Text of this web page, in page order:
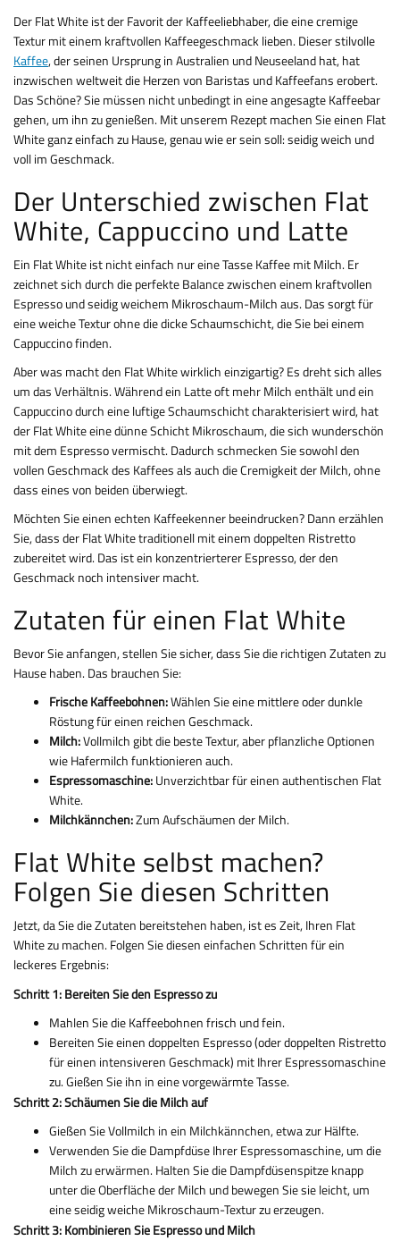
Der Flat White ist der Favorit der Kaffeeliebhaber, die eine cremige
Textur mit einem kraftvollen Kaffeegeschmack lieben. Dieser stilvolle
Kaffee, der seinen Ursprung in Australien und Neuseeland hat, hat
inzwischen weltweit die Herzen von Baristas und Kaffeefans erobert.
Das Schöne? Sie müssen nicht unbedingt in eine angesagte Kaffeebar
gehen, um ihn zu genießen. Mit unserem Rezept machen Sie einen Flat
White ganz einfach zu Hause, genau wie er sein soll: seidig weich und
voll im Geschmack.
Der Unterschied zwischen Flat
White, Cappuccino und Latte
Ein Flat White ist nicht einfach nur eine Tasse Kaffee mit Milch. Er
zeichnet sich durch die perfekte Balance zwischen einem kraftvollen
Espresso und seidig weichem Mikroschaum-Milch aus. Das sorgt für
eine weiche Textur ohne die dicke Schaumschicht, die Sie bei einem
Cappuccino finden.
Aber was macht den Flat White wirklich einzigartig? Es dreht sich alles
um das Verhältnis. Während ein Latte oft mehr Milch enthält und ein
Cappuccino durch eine luftige Schaumschicht charakterisiert wird, hat
der Flat White eine dünne Schicht Mikroschaum, die sich wunderschön
mit dem Espresso vermischt. Dadurch schmecken Sie sowohl den
vollen Geschmack des Kaffees als auch die Cremigkeit der Milch, ohne
dass eines von beiden überwiegt.
Möchten Sie einen echten Kaffeekenner beeindrucken? Dann erzählen
Sie, dass der Flat White traditionell mit einem doppelten Ristretto
zubereitet wird. Das ist ein konzentrierterer Espresso, der den
Geschmack noch intensiver macht.
Zutaten für einen Flat White
Bevor Sie anfangen, stellen Sie sicher, dass Sie die richtigen Zutaten zu
Hause haben. Das brauchen Sie:
Frische Kaffeebohnen:Wählen Sie eine mittlere oder dunkle
Röstung für einen reichen Geschmack.
Milch:Vollmilch gibt die beste Textur, aber pflanzliche Optionen
wie Hafermilch funktionieren auch.
Espressomaschine:Unverzichtbar für einen authentischen Flat
White.
Milchkännchen:Zum Aufschäumen der Milch.
Flat White selbst machen?
Folgen Sie diesen Schritten
Jetzt, da Sie die Zutaten bereitstehen haben, ist es Zeit, Ihren Flat
White zu machen. Folgen Sie diesen einfachen Schritten für ein
leckeres Ergebnis:
Schritt 1: Bereiten Sie den Espresso zu
Mahlen Sie die Kaffeebohnen frisch und fein.
Bereiten Sie einen doppelten Espresso (oder doppelten Ristretto
für einen intensiveren Geschmack) mit Ihrer Espressomaschine
zu. Gießen Sie ihn in eine vorgewärmte Tasse.
Schritt 2: Schäumen Sie die Milch auf
Gießen Sie Vollmilch in ein Milchkännchen, etwa zur Hälfte.
Verwenden Sie die Dampfdüse Ihrer Espressomaschine, um die
Milch zu erwärmen. Halten Sie die Dampfdüsenspitze knapp
unter die Oberfläche der Milch und bewegen Sie sie leicht, um
eine seidig weiche Mikroschaum-Textur zu erzeugen.
Schritt 3: Kombinieren Sie Espresso und Milch